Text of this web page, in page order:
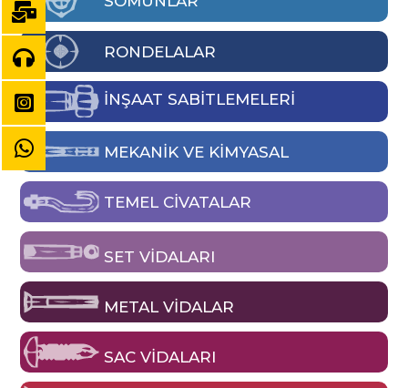
RONDELALAR
İNŞAAT SABİTLEMELERİ
MEKANIK VE KIMYASAL
TEMEL CIVATALAR
SET VIDALARI
METAL VIDALAR
SAC VIDALARI